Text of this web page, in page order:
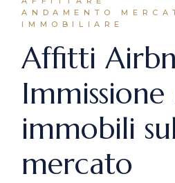
ANDAMENTO
IMMOBILIARE
Affitti
immobili
mercato